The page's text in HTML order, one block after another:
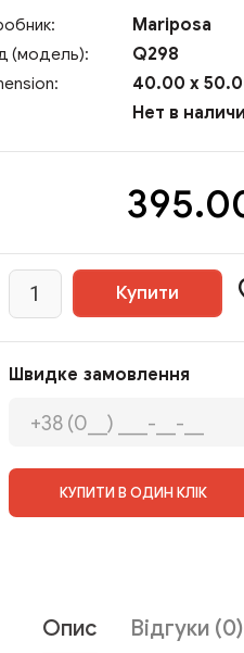
Mariposa
(модель): Q298
40.00 x
Нет в
Швидке замовлення
КУПИТИ В ОДИН КЛІК
Опис Відгуки (0)